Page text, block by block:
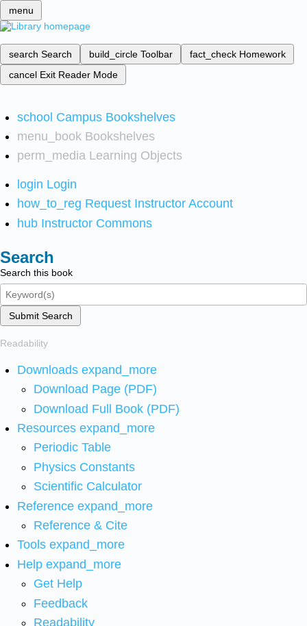
menu
search Search build_circle Toolbar fact_check Homework
cancel Exit Reader Mode
school Campus Bookshelves
menu_book Bookshelves
perm_media Learning Objects
login Login
how_to_reg Request Instructor Account
hub Instructor Commons
Search
Search this book
Submit Search
Readability
Downloads expand_more
Download Page (PDF)
Download Full Book (PDF)
Resources expand_more
Periodic Table
Physics Constants
Scientific Calculator
Reference expand_more
Reference & Cite
Tools expand_more
Help expand_more
Get Help
Feedback
Readability